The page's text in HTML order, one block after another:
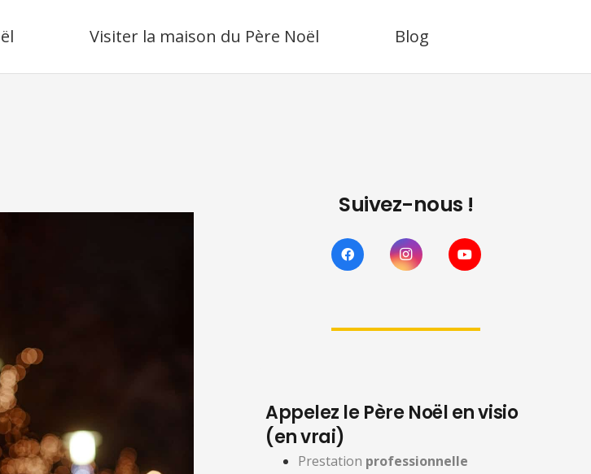
Visiter la maison du Père Noël Blog
Suivez-nous !
Appelez le Père Noël en visio
(en vrai)
Prestation professionnelle